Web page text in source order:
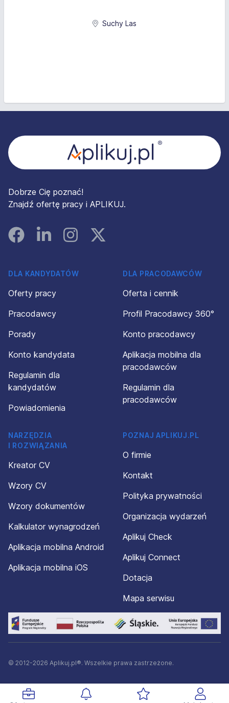
Suchy Las
Dobrze Cię poznać!
Znajdź ofertę pracy i APLIKUJ.
FacebookLinked InInstagramInstagram
DLA KANDYDATÓW
Oferty pracy
Pracodawcy
Porady
Konto kandydata
Regulamin dla
kandydatów
Powiadomienia
DLA PRACODAWCÓW
Oferta i cennik
Profil Pracodawcy 360°
Konto pracodawcy
Aplikacja mobilna dla
pracodawców
Regulamin dla
pracodawców
NARZĘDZIA
I ROZWIĄZANIA
Kreator CV
Wzory CV
Wzory dokumentów
Kalkulator wynagrodzeń
Aplikacja mobilna Android
Aplikacja mobilna iOS
POZNAJ APLIKUJ.PL
O firmie
Kontakt
Polityka prywatności
Organizacja wydarzeń
Aplikuj Check
Aplikuj Connect
Dotacja
Mapa serwisu
© 2012-2026 Aplikuj.pl®. Wszelkie prawa zastrzeżone.